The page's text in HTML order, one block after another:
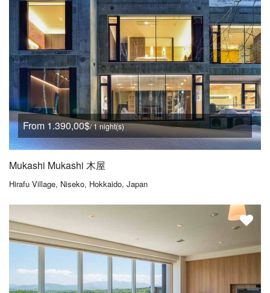
From 1.390,00$/ 1 night(s)
Mukashi Mukashi 木屋
Hirafu Village, Niseko, Hokkaido, Japan